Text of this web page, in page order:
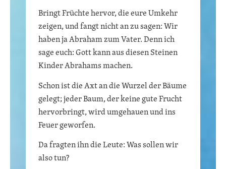
Bringt Früchte hervor, die eure Umkehr
zeigen, und fangt nicht an zu sagen: Wir
haben ja Abraham zum Vater. Denn ich
sage euch: Gott kann aus diesen Steinen
Kinder Abrahams machen.
Schon ist die Axt an die Wurzel der Bäume
gelegt; jeder Baum, der keine gute Frucht
hervorbringt, wird umgehauen und ins
Feuer geworfen.
Da fragten ihn die Leute: Was sollen wir
also tun?